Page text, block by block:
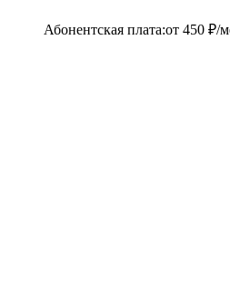
Абонентская плата:от 450 ₽/